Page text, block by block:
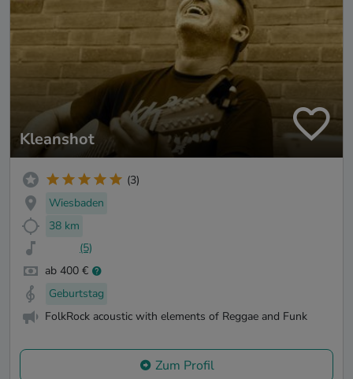
Kleanshot
(3)
Wiesbaden
38 km
(5)
ab 400 €
Geburtstag
FolkRock acoustic with elements of Reggae and Funk
Zum Profil